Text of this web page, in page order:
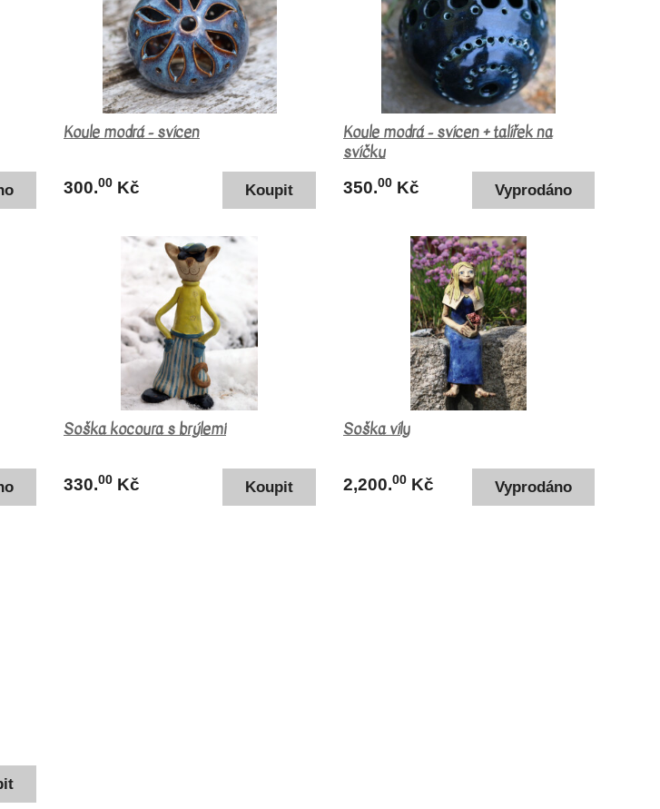
Koule modrá - svícen
300.00 Kč
Koule modrá - svícen + talířek na
svíčku
350.00Kč
Soška kocoura s brýlemi
330.00 Kč
Soška víly
2,200.00Kč